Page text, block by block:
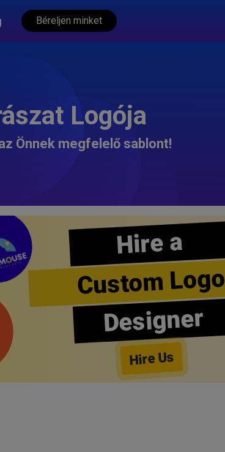
Béreljen minket
Logója
Önnek megfelelő sablont!
Hire a
Custom Logo
Designer
Hire Us